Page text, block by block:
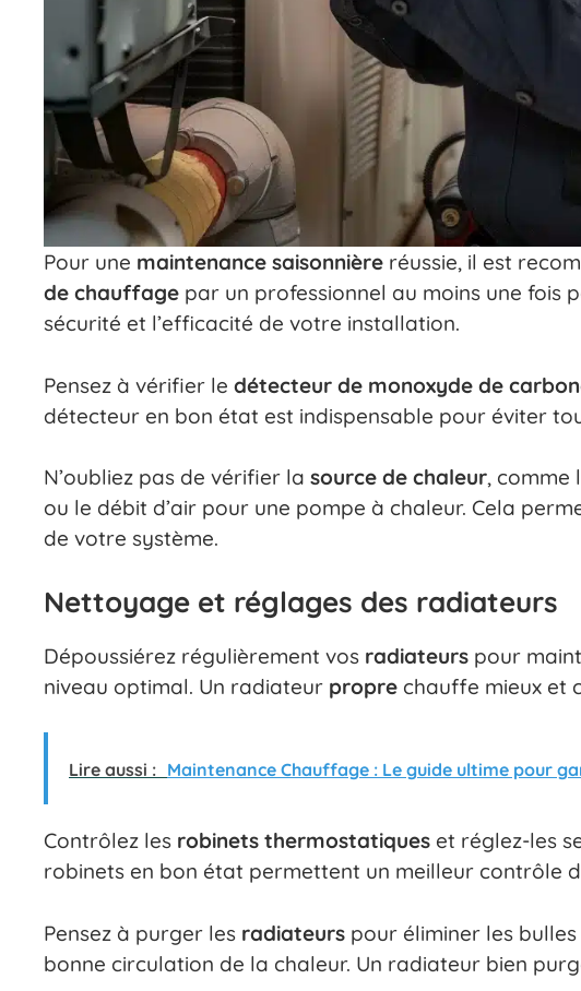
Pour une maintenance saisonnière réussie, il est
de chauffage par un professionnel au moins une fois
sécurité et l’efficacité de votre installation.
Pensez à vérifier le détecteur de monoxyde de
détecteur en bon état est indispensable pour éviter
N’oubliez pas de vérifier la source de chaleur, comme
ou le débit d’air pour une pompe à chaleur. Cela
de votre système.
Nettoyage et réglages des radiateurs
Dépoussiérez régulièrement vos radiateurs pour
niveau optimal. Un radiateur propre chauffe mieux et
Lire aussi : Maintenance Chauffage : Le guide ultime pour
Contrôlez les robinets thermostatiques et réglez-les
robinets en bon état permettent un meilleur contrôle
Pensez à purger les radiateurs pour éliminer les
bonne circulation de la chaleur. Un radiateur bien